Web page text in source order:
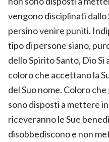
vengono disciplinati dallo
persino venire puniti.
tipo di persone siano,
dello Spirito Santo, Dio Si
coloro che accettano la
del Suo nome. Coloro
sono disposti a mettere
riceveranno le Sue
disobbediscono e non